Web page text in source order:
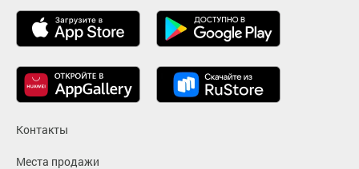
Контакты
Места продажи